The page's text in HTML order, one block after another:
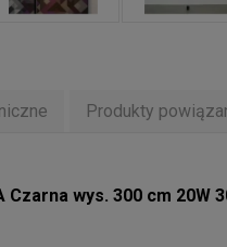
Produkty
Czarna wys. 300 cm 20W